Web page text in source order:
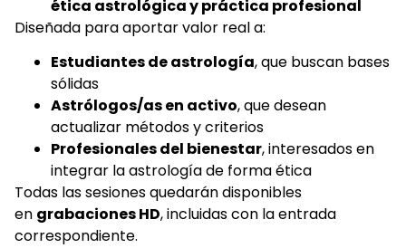
ética astrológica y práctica profesional
Diseñada para aportar valor real a:
Estudiantes de astrología, que buscan bases
sólidas
Astrólogos/as en activo, que desean
actualizar métodos y criterios
Profesionales del bienestar, interesados en
integrar la astrología de forma ética
Todas las sesiones quedarán disponibles
en grabaciones HD, incluidas con la entrada
correspondiente.